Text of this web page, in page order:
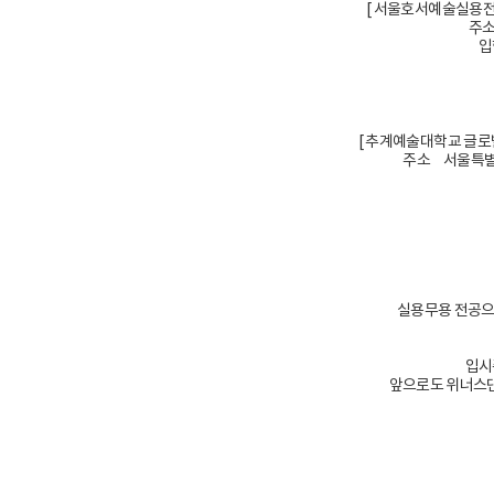
[ 서울호서예술실
주
[ 추계예술대학교 글
주소 서울특
실용무용 전공
입
앞으로도 위너스